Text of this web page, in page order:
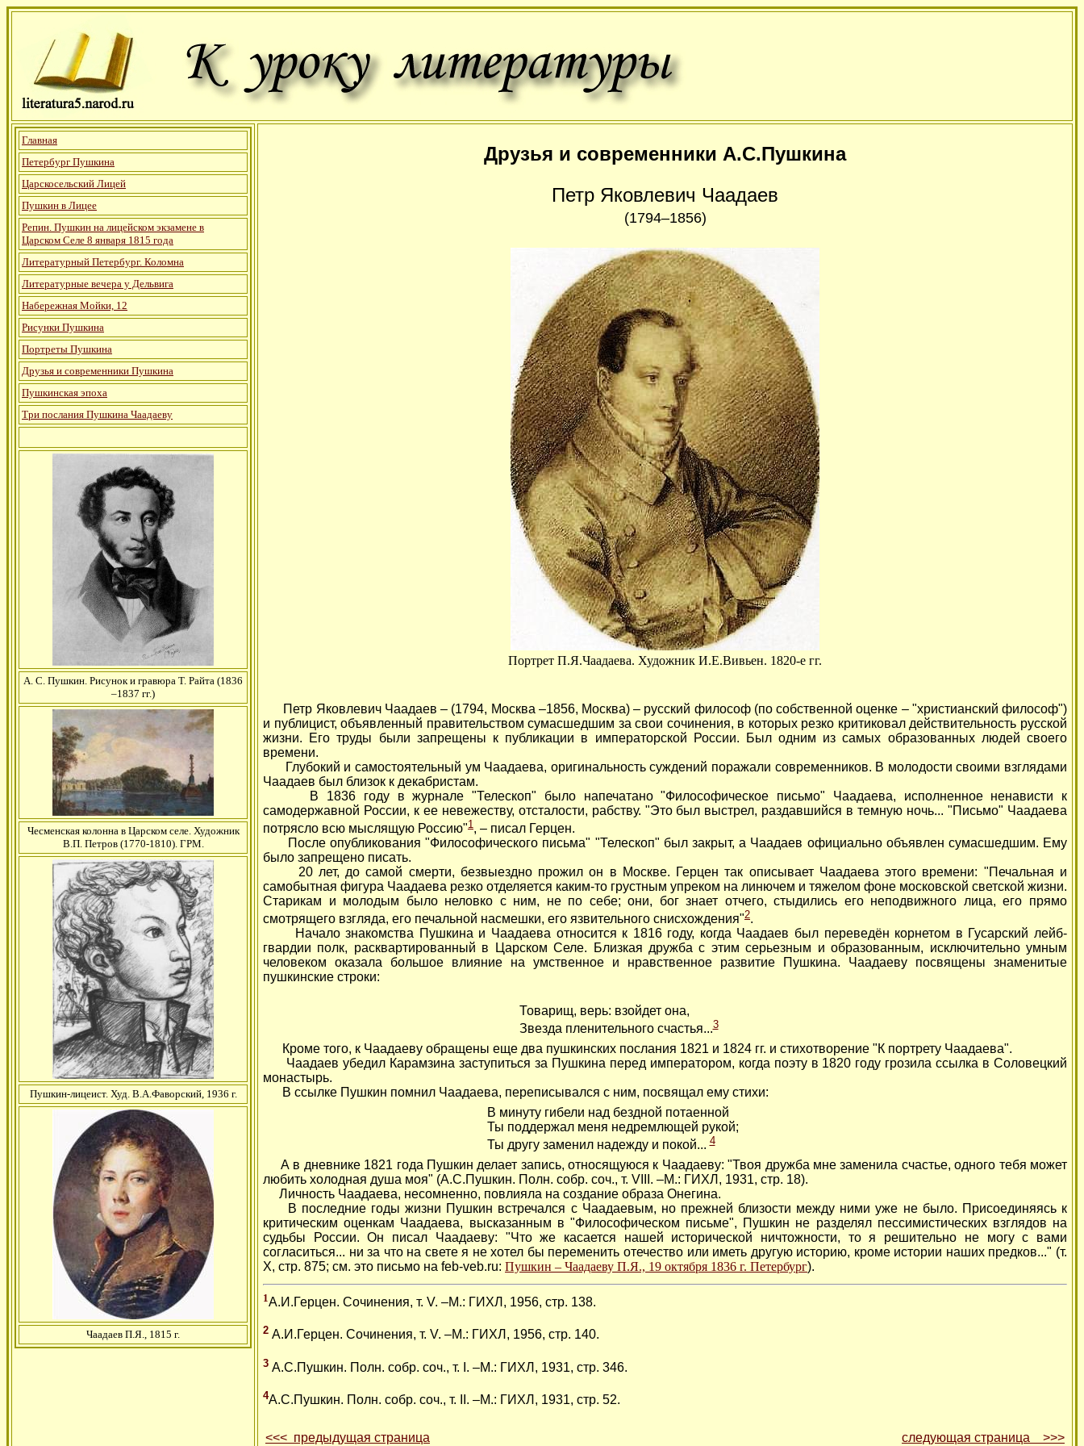
Главная
Петербург Пушкина
Царскосельский Лицей
Пушкин в Лицее
Репин. Пушкин на лицейском экзамене в
Царском Селе 8 января 1815 года
Литературный Петербург. Коломна
Литературные вечера у Дельвига
Набережная Мойки, 12
Рисунки Пушкина
Портреты Пушкина
Друзья и современники Пушкина
Пушкинская эпоха
Три послания Пушкина Чаадаеву
А. С. Пушкин. Рисунок и гравюра Т. Райта (1836
–1837 гг.)
Чесменская колонна в Царском селе. Художник
В.П. Петров (1770-1810). ГРМ.
Пушкин-лицеист. Худ. В.А.Фаворский, 1936 г.
Чаадаев П.Я., 1815 г.
Друзья и современники А.С.Пушкина
Петр Яковлевич Чаадаев
(1794–1856)
Портрет П.Я.Чаадаева. Художник И.Е.Вивьен. 1820-е гг.
Петр Яковлевич Чаадаев – (1794, Москва –1856, Москва) – русский философ (по собственной оценке – "христианский философ")
и публицист, объявленный правительством сумасшедшим за свои сочинения, в которых резко критиковал действительность русской
жизни. Его труды были запрещены к публикации в императорской России. Был одним из самых образованных людей своего
времени.
Глубокий и самостоятельный ум Чаадаева, оригинальность суждений поражали современников. В молодости своими взглядами
Чаадаев был близок к декабристам.
В 1836 году в журнале "Телескоп" было напечатано "Философическое письмо" Чаадаева, исполненное ненависти к
самодержавной России, к ее невежеству, отсталости, рабству. "Это был выстрел, раздавшийся в темную ночь... "Письмо" Чаадаева
потрясло всю мыслящую Россию"1 , – писал Герцен.
После опубликования "Философического письма" "Телескоп" был закрыт, а Чаадаев официально объявлен сумасшедшим. Ему
было запрещено писать.
20 лет, до самой смерти, безвыездно прожил он в Москве. Герцен так описывает Чаадаева этого времени: "Печальная и
самобытная фигура Чаадаева резко отделяется каким-то грустным упреком на линючем и тяжелом фоне московской светской жизни.
Старикам и молодым было неловко с ним, не по себе; они, бог знает отчего, стыдились его неподвижного лица, его прямо
смотрящего взгляда, его печальной насмешки, его язвительного снисхождения"2.
Начало знакомства Пушкина и Чаадаева относится к 1816 году, когда Чаадаев был переведён корнетом в Гусарский лейб-
гвардии полк, расквартированный в Царском Селе. Близкая дружба с этим серьезным и образованным, исключительно умным
человеком оказала большое влияние на умственное и нравственное развитие Пушкина. Чаадаеву посвящены знаменитые
пушкинские строки:
Товарищ, верь: взойдет она,
Звезда пленительного счастья...3
Кроме того, к Чаадаеву обращены еще два пушкинских послания 1821 и 1824 гг. и стихотворение "К портрету Чаадаева".
Чаадаев убедил Карамзина заступиться за Пушкина перед императором, когда поэту в 1820 году грозила ссылка в Соловецкий
монастырь.
В ссылке Пушкин помнил Чаадаева, переписывался с ним, посвящал ему стихи:
В минуту гибели над бездной потаенной
Ты поддержал меня недремлющей рукой;
Ты другу заменил надежду и покой...4
А в дневнике 1821 года Пушкин делает запись, относящуюся к Чаадаеву: "Твоя дружба мне заменила счастье, одного тебя может
любить холодная душа моя" (А.С.Пушкин. Полн. собр. соч., т. VIII. –М.: ГИХЛ, 1931, стр. 18).
Личность Чаадаева, несомненно, повлияла на создание образа Онегина.
В последние годы жизни Пушкин встречался с Чаадаевым, но прежней близости между ними уже не было. Присоединяясь к
критическим оценкам Чаадаева, высказанным в "Философическом письме", Пушкин не разделял пессимистических взглядов на
судьбы России. Он писал Чаадаеву: "Что же касается нашей исторической ничтожности, то я решительно не могу с вами
согласиться... ни за что на свете я не хотел бы переменить отечество или иметь другую историю, кроме истории наших предков..." (т.
X, стр. 875; см. это письмо на feb-veb.ru: Пушкин – Чаадаеву П.Я., 19 октября 1836 г. Петербург).
1А.И.Герцен. Сочинения, т. V. –М.: ГИХЛ, 1956, стр. 138.
2 А.И.Герцен. Сочинения, т. V. –М.: ГИХЛ, 1956, стр. 140.
3 А.С.Пушкин. Полн. собр. соч., т. I. –М.: ГИХЛ, 1931, стр. 346.
4А.С.Пушкин. Полн. собр. соч., т. II. –М.: ГИХЛ, 1931, стр. 52.
<<< предыдущая страница следующая страница >>>